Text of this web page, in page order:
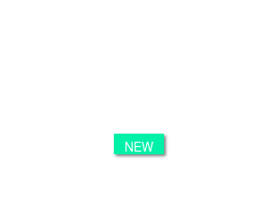
NEW